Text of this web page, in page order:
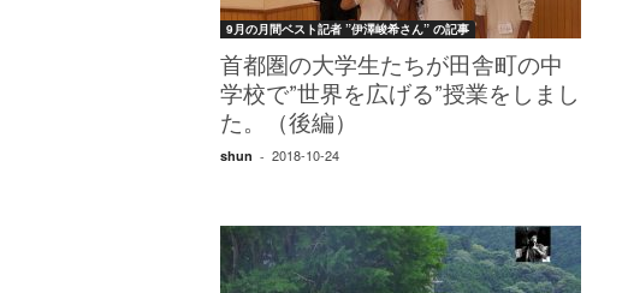
9月の月間ベスト記者 ”伊澤峻希さん” の記事
首都圏の大学生たちが田舎町の中
学校で”世界を広げる”授業をしまし
た。（後編）
shun - 2018-10-24